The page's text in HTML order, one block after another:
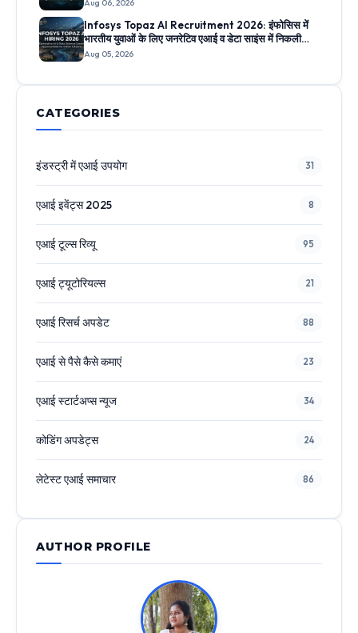
Aug 06, 2026
Infosys Topaz AI Recruitment 2026: इंफोसिस में
भारतीय युवाओं के लिए जनरेटिव एआई व डेटा साइंस में निकली
सीधी भर्तियां, जानिए आवेदन लिंक
Aug 05, 2026
CATEGORIES
इंडस्ट्री में एआई उपयोग 31
एआई इवेंट्स 2025 8
एआई टूल्स रिव्यू 95
एआई ट्यूटोरियल्स 21
एआई रिसर्च अपडेट 88
एआई से पैसे कैसे कमाएं 23
एआई स्टार्टअप्स न्यूज 34
कोडिंग अपडेट्स 24
लेटेस्ट एआई समाचार 86
AUTHOR PROFILE